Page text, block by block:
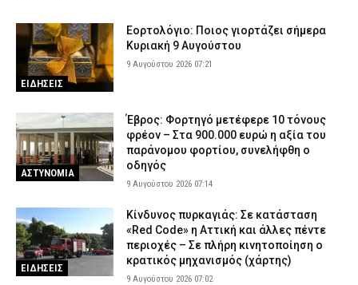
Ποιοι πληρώνονται από e-ΕΦΚΑ και ΔΥΠΑ μέχρι τις 14 Αυγούστου
CAPITAL 8 Αυγούστου 2026 16:48
Αυξημένος κίνδυνος πυρκαγιάς το επόμενο 48ωρο – Ποιες
περιφέρειες βρίσκονται σε συναγερμό
ΕΙΔΗΣΕΙΣ 8 Αυγούστου 2026 16:34
Σοβαρό τροχαίο στη Χαλκιδική: Στο «Παπαγεωργίου»
δικυκλιστής μετά από σύγκρουση
ΕΙΔΗΣΕΙΣ 8 Αυγούστου 2026 16:14
Φωτιά σε χαμηλή βλάστηση στη Σίνδο Θεσσαλονίκης – Ισχυρή
κινητοποίηση της Πυροσβεστικής
8 Αυγούστου 2026 16:01
Λευκάδα: Συνελήφθη 58χρονος μετά την καταγγελία της
συντρόφου του για ενδοοικογενειακή βία
ΑΣΤΥΝΟΜΙΑ 8 Αυγούστου 2026 15:48
ΕΙΔΗΣΕΙΣ
Εορτολόγιο: Ποιος γιορτάζει σήμερα
Κυριακή 9 Αυγούστου
9 Αυγούστου 2026 07:21
ΑΣΤΥΝΟΜΙΑ
Έβρος: Φορτηγό μετέφερε 10 τόνους
φρέον – Στα 900.000 ευρώ η αξία του
παράνομου φορτίου, συνελήφθη ο
οδηγός
9 Αυγούστου 2026 07:14
ΕΙΔΗΣΕΙΣ
Κίνδυνος πυρκαγιάς: Σε κατάσταση
«Red Code» η Αττική και άλλες πέντε
περιοχές – Σε πλήρη κινητοποίηση ο
κρατικός μηχανισμός (χάρτης)
9 Αυγούστου 2026 07:02